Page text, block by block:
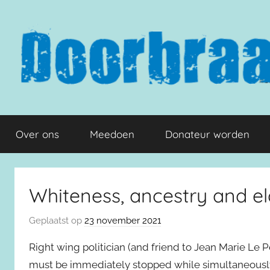
inhoud
springen
Doorbraak.eu
Over ons Meedoen Donateur worden
Whiteness, ancestry and
Geplaatst op 23 november 2021
Right wing politician (and friend to Jean Marie Le
must be immediately stopped while